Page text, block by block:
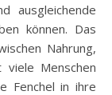
ausgleichende
können. Das
Nahrung,
viele Menschen
Fenchel in ihre